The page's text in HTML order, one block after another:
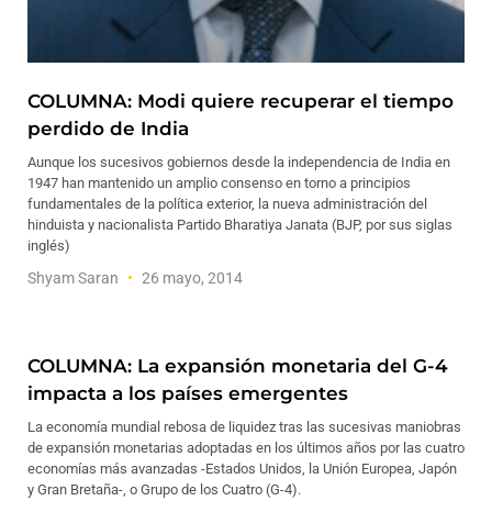
COLUMNA: Modi quiere recuperar el tiempo
perdido de India
Aunque los sucesivos gobiernos desde la independencia de India en
1947 han mantenido un amplio consenso en torno a principios
fundamentales de la política exterior, la nueva administración del
hinduista y nacionalista Partido Bharatiya Janata (BJP, por sus siglas
inglés)
Shyam Saran 26 mayo, 2014
COLUMNA: La expansión monetaria del G-4
impacta a los países emergentes
La economía mundial rebosa de liquidez tras las sucesivas maniobras
de expansión monetarias adoptadas en los últimos años por las cuatro
economías más avanzadas -Estados Unidos, la Unión Europea, Japón
y Gran Bretaña-, o Grupo de los Cuatro (G-4).